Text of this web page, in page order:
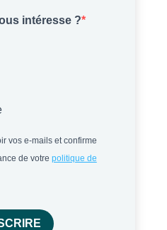
intéresse ?
vos e-mails et confirme
de votre politique de